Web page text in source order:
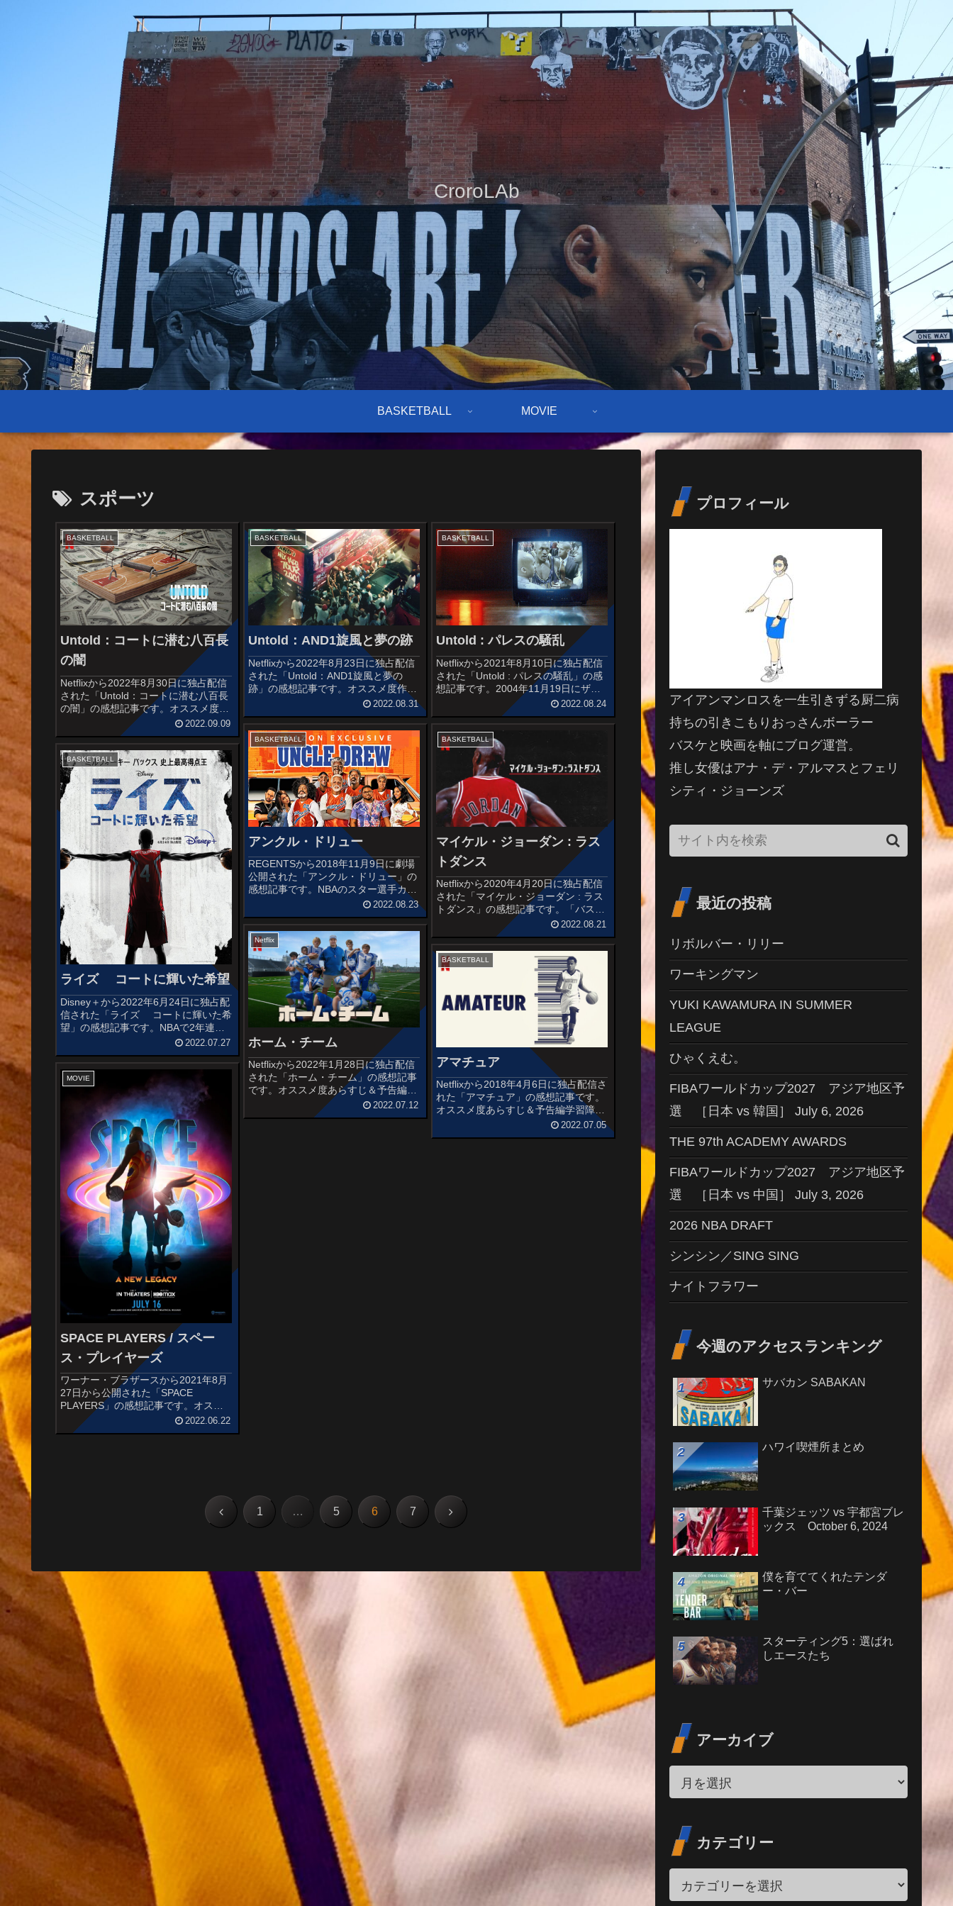
CroroLAb
BASKETBALL MOVIE
スポーツ
BASKETBALL
Untold：コートに潜む八百長
の闇
Netflixから2022年8月30日に独占配信
された「Untold：コートに潜む八百長
の闇」の感想記事です。オススメ度作
品情報製作国:アメリカ（2022年）配
給:Netflix監督:デヴィッド・テリー・
ファイン本編:77分レビュー自身が審...
2022.09.09
BASKETBALL
Untold：AND1旋風と夢の跡
Netflixから2022年8月23日に独占配信
された「Untold：AND1旋風と夢の
跡」の感想記事です。オススメ度作品
情報製作国:アメリカ（2022年）配
給:Netflix監督:ケヴィン・ウィルソ
ン・ジュニア本編:69分出演:ほかレビ
ュ...
2022.08.31
BASKETBALL
Untold : パレスの騒乱
Netflixから2021年8月10日に独占配信
された「Untold : パレスの騒乱」の感
想記事です。2004年11月19日にザ・
パレス・オブ・オーバーンヒルズで行
われた、アメリカのプロバスケットボ
ールリーグであるNBAの2004-05シ...
2022.08.24
BASKETBALL
アンクル・ドリュー
REGENTSから2018年11月9日に劇場
公開された「アンクル・ドリュー」の
感想記事です。NBAのスター選手カイ
リー・アービングが特殊メイクで老人
に扮し、ストリートで勝負を挑むとい
うペプシのCM用ドッキリ企画から生
まれた同名キャラクターの...
2022.08.23
BASKETBALL
マイケル・ジョーダン : ラス
トダンス
Netflixから2020年4月20日に独占配信
された「マイケル・ジョーダン : ラス
トダンス」の感想記事です。「バスケ
の神様」と呼ばれたマイケル・ジョー
ダン擁するシカゴ・ブルズが最後に
NBAを制した1997-98シーズンを軸に
描かれたスポ...
2022.08.21
BASKETBALL
ライズ コートに輝いた希望
Disney＋から2022年6月24日に独占配
信された「ライズ コートに輝いた希
望」の感想記事です。NBAで2年連続
MVPを獲得したヤニス・アデトクンボ
とその兄弟、そして家族の絆を描いた
作品です。監督・脚本はナイジェリア
出身のアキン・オモ...
2022.07.27
Netflix
ホーム・チーム
Netflixから2022年1月28日に独占配信
された「ホーム・チーム」の感想記事
です。オススメ度あらすじ＆予告編
NFLのスーパーボールで優勝経験を持
つコーチのショーンは、とあることか
2022.07.12
BASKETBALL
アマチュア
Netflixから2018年4月6日に独占配信さ
れた「アマチュア」の感想記事です。
オススメ度あらすじ＆予告編学習障害
を抱えながらも類まれなる才能を見出
され、若干14歳で強豪校にスカウトさ
2022.07.05
MOVIE
SPACE PLAYERS / スペー
ス・プレイヤーズ
ワーナー・ブラザースから2021年8月
27日から公開された「SPACE
PLAYERS」の感想記事です。オスス
メ度あらすじ＆予告編AIであるアル・
G・リズム（ドン・チードル）の暴走
2022.06.22
前 1 … 5 6 7 次
プロフィール
アイアンマンロスを一生引きずる厨二病
持ちの引きこもりおっさんボーラー
バスケと映画を軸にブログ運営。
推し女優はアナ・デ・アルマスとフェリ
シティ・ジョーンズ
最近の投稿
リボルバー・リリー
ワーキングマン
YUKI KAWAMURA IN SUMMER
LEAGUE
ひゃくえむ。
FIBAワールドカップ2027 アジア地区予
選 ［日本 vs 韓国］ July 6, 2026
THE 97th ACADEMY AWARDS
FIBAワールドカップ2027 アジア地区予
選 ［日本 vs 中国］ July 3, 2026
2026 NBA DRAFT
シンシン／SING SING
ナイトフラワー
今週のアクセスランキング
サバカン SABAKAN
ハワイ喫煙所まとめ
千葉ジェッツ vs 宇都宮ブレ
ックス October 6, 2024
僕を育ててくれたテンダ
ー・バー
スターティング5：選ばれ
しエースたち
アーカイブ
カテゴリー